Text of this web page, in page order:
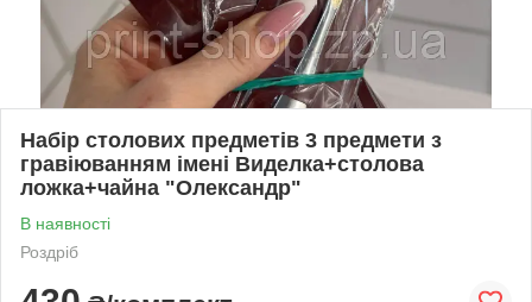
Набір столових предметів 3 предмети з
гравіюванням імені Виделка+столова
ложка+чайна "Олександр"
В наявності
Роздріб